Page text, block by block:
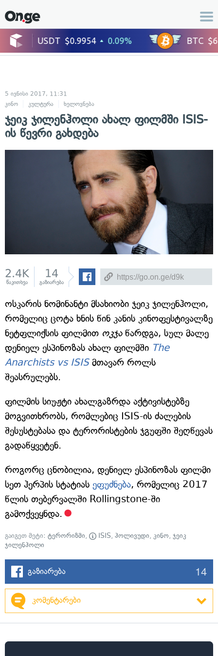
5 ივნისი 2017, 11:31
კინო
კულტურა ხელოვნება
ჯეიკ ჯილენჰოლი ახალ ფილმში ISIS-
ის წევრი გახდება
2.4K
წაკითხვა
14
გაზიარება
ოსკარის ნომინანტი მსახიობი ჯეიკ ჯილენჰოლი,
რომელიც ცოტა ხნის წინ კანის კინოფესტივალზე
ნეტფლიქსის ფილმით ოკჯაწარდგა, სულ მალე
დენიელ ესპინოზას ახალ ფილმში The
Anarchists vs ISIS მთავარ როლს
შეასრულებს.
ფილმის სიუჟტი ახალგაზრდა აქტივისტებზე
მოგვითხრობს, რომლებიც ISIS-ის ძალების
შესუსტებასა და ტერორისტების ჯგუფში შეღწევას
გადაწყვეტენ.
როგორც ცნობილია, დენიელ ესპინოზას ფილმი
სეთ ჰერპის სტატიას ეფუძნება, რომელიც 2017
წლის თებერვალში Rollingstone-ში
გამოქვეყნდა.
გაიგეთ მეტი: ტერორიზმი, ISIS, ჰოლივუდი, კინო, ჯეიკ
ჯილენჰოლი
გაზიარება 14
კომენტარები